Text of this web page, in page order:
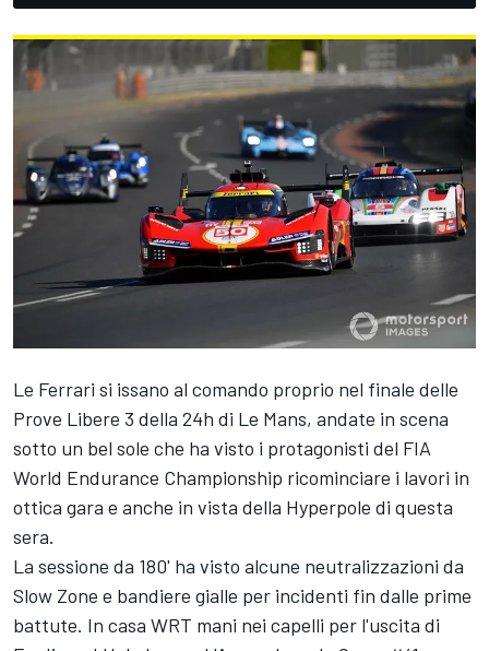
Le Ferrari si issano al comando proprio nel finale delle
Prove Libere 3 della 24h di Le Mans, andate in scena
sotto un bel sole che ha visto i protagonisti del FIA
World Endurance Championship ricominciare i lavori in
ottica gara e anche in vista della Hyperpole di questa
sera.
La sessione da 180' ha visto alcune neutralizzazioni da
Slow Zone e bandiere gialle per incidenti fin dalle prime
battute. In casa WRT mani nei capelli per l'uscita di